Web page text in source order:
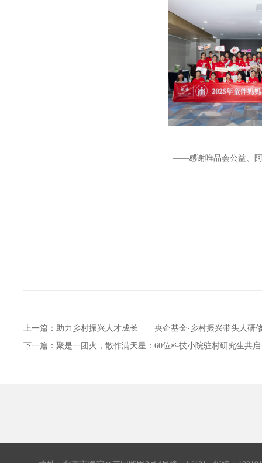
——感谢唯品会公益、阿
上一篇： 助力乡村振兴人才成长——央企基金·乡村振兴带头人研
下一篇： 聚是一团火，散作满天星：60位科技小院驻村研究生共